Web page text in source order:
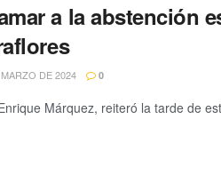
a la abstención
DE 2024 0
Márquez, reiteró la tarde de